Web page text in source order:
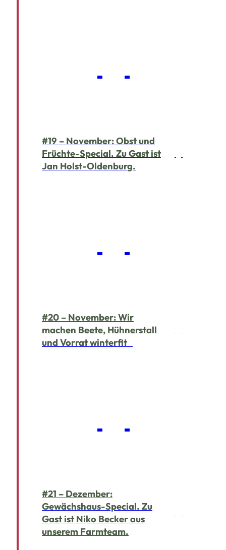
#19 – November: Obst und
Früchte-Special. Zu Gast ist
Jan Holst-Oldenburg.
#20 – November: Wir
machen Beete, Hühnerstall
und Vorrat winterfit
#21 – Dezember:
Gewächshaus-Special. Zu
Gast ist Niko Becker aus
unserem Farmteam.